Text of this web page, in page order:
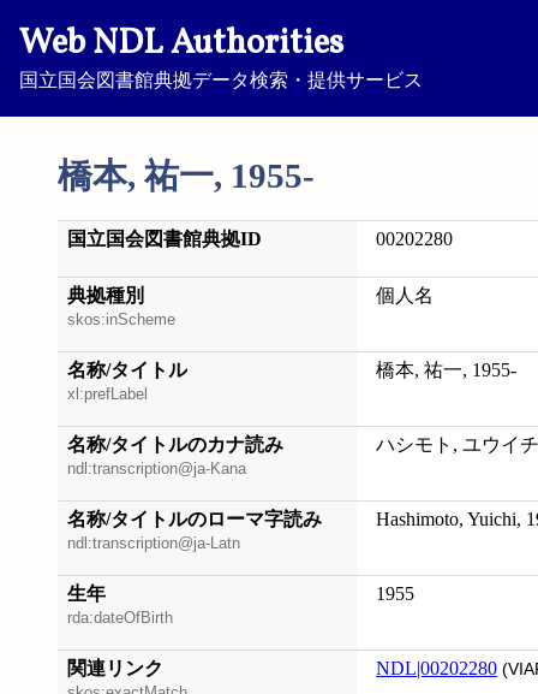
Web NDL Authorities
国立国会図書館典拠データ検索・提供サービス
橋本, 祐一, 1955-
国立国会図書館典拠ID 00202280
典拠種別
skos:inScheme
個人名
名称/タイトル
xl:prefLabel
橋本, 祐一, 1955-
名称/タイトルのカナ読み
ndl:transcription@ja-Kana
ハシモト, ユウイ
名称/タイトルのローマ字読み
ndl:transcription@ja-Latn
Hashimoto, Yuichi,
生年
rda:dateOfBirth
1955
関連リンク NDL|00202280